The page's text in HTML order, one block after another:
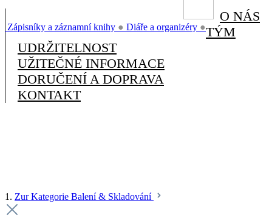
Zápisníky a záznamní knihy ● Diáře a organizéry ●
O NÁS
TÝM
UDRŽITELNOST
UŽITEČNÉ INFORMACE
DORUČENÍ A DOPRAVA
KONTAKT
1. Zur Kategorie Balení & Skladování